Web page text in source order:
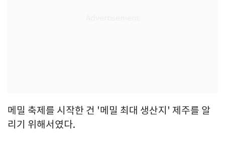
메밀 축제를 시작한 건 '메밀 최대 생산지' 제주를 알
리기 위해서였다.